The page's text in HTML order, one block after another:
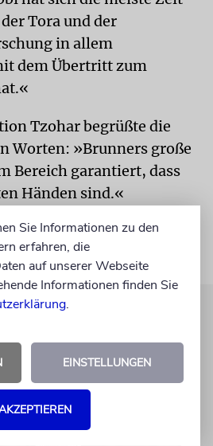
Tora und der
in allem
dem Übertritt zum
Tzohar begrüßte die
Worten: »Brunners große
Bereich garantiert, dass
Händen sind.«
Sie Informationen zu den
erfahren, die
auf unserer Webseite
Informationen finden Sie
.
EINSTELLUNGEN